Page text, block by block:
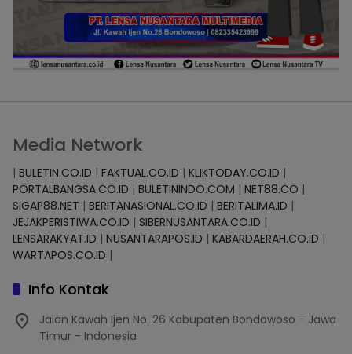
Media Network
| BULETIN.CO.ID | FAKTUAL.CO.ID | KLIKTODAY.CO.ID |
PORTALBANGSA.CO.ID | BULETININDO.COM | NET88.CO |
SIGAP88.NET | BERITANASIONAL.CO.ID | BERITALIMA.ID |
JEJAKPERISTIWA.CO.ID | SIBERNUSANTARA.CO.ID |
LENSARAKYAT.ID | NUSANTARAPOS.ID | KABARDAERAH.CO.ID |
WARTAPOS.CO.ID |
Info Kontak
Jalan Kawah Ijen No. 26 Kabupaten Bondowoso - Jawa
Timur - Indonesia